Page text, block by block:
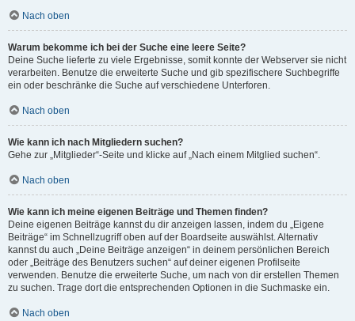
Nach oben
Warum bekomme ich bei der Suche eine leere Seite?
Deine Suche lieferte zu viele Ergebnisse, somit konnte der Webserver sie nicht
verarbeiten. Benutze die erweiterte Suche und gib spezifischere Suchbegriffe
ein oder beschränke die Suche auf verschiedene Unterforen.
Nach oben
Wie kann ich nach Mitgliedern suchen?
Gehe zur „Mitglieder“-Seite und klicke auf „Nach einem Mitglied suchen“.
Nach oben
Wie kann ich meine eigenen Beiträge und Themen finden?
Deine eigenen Beiträge kannst du dir anzeigen lassen, indem du „Eigene
Beiträge“ im Schnellzugriff oben auf der Boardseite auswählst. Alternativ
kannst du auch „Deine Beiträge anzeigen“ in deinem persönlichen Bereich
oder „Beiträge des Benutzers suchen“ auf deiner eigenen Profilseite
verwenden. Benutze die erweiterte Suche, um nach von dir erstellen Themen
zu suchen. Trage dort die entsprechenden Optionen in die Suchmaske ein.
Nach oben